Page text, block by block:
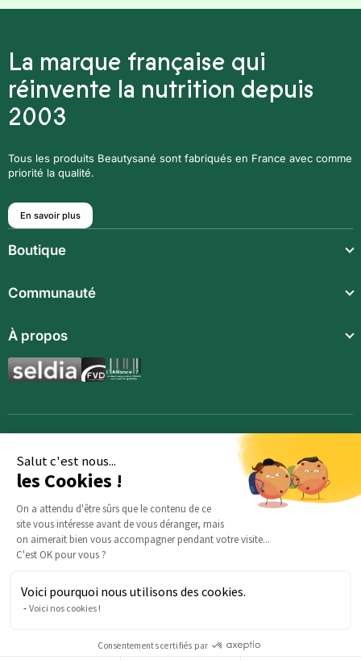
Salut c'est nous...
les Cookies !
On a attendu d'être sûrs que le contenu de ce
site vous intéresse avant de vous déranger, mais
on aimerait bien vous accompagner pendant votre visite...
C'est OK pour vous ?
Voici pourquoi nous utilisons des cookies.
Voici nos cookies !
Consentements certifiés par
La marque française qui
réinvente la nutrition depuis
2003
Tous les produits Beautysané sont fabriqués en France avec comme
priorité la qualité.
En savoir plus
Boutique
Compléments alimentaires
Boissons techniques
Communauté
Communauté
Magazine
À propos
Qui sommes-nous ?
Opportunités
Inscription
Demande d’information
Des questions sur votre commande ? : Notre équipe est là
5 avenue Joffre, 57000 Metz, FRANCE |+33 (0)3 69 67 19 19